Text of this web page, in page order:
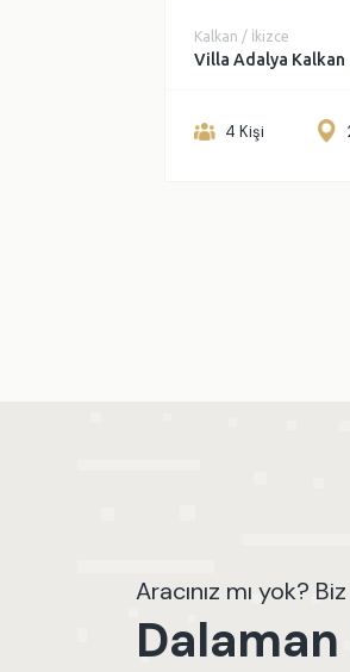
Kalkan / İkizce
Villa Adalya Kalkan
4 Kişi
Aracınız mı yok?